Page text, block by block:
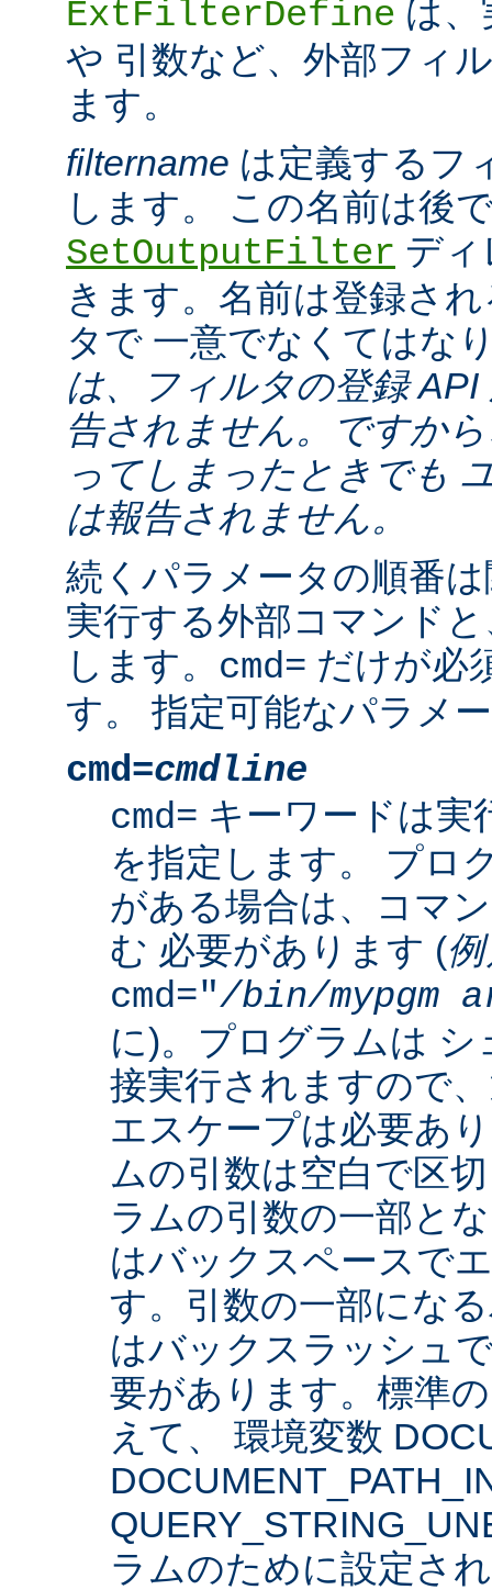
ExtFilterDefine は
や 引数など、外部フィ
ます。
filtername は定義するフ
します。 この名前は後
SetOutputFilter デ
きます。名前は登録さ
タで 一意でなくてはな
は、フィルタの登録
告されません。ですか
ってしまったときでも
は報告されません。
続くパラメータの順番
実行する外部コマンド
します。 cmd= だけが必
す。 指定可能なパラメ
cmd=cmdline
cmd= キーワードは実
を指定します。 プロ
がある場合は、コマ
む 必要があります (
cmd="/bin/mypgm
に)。プログラムは
接実行されますので
エスケープは必要あ
ムの引数は空白で区
ラムの引数の一部と
はバックスペースで
す。引数の一部にな
はバックスラッシュ
要があります。標準
えて、 環境変数
ラムのために設定さ